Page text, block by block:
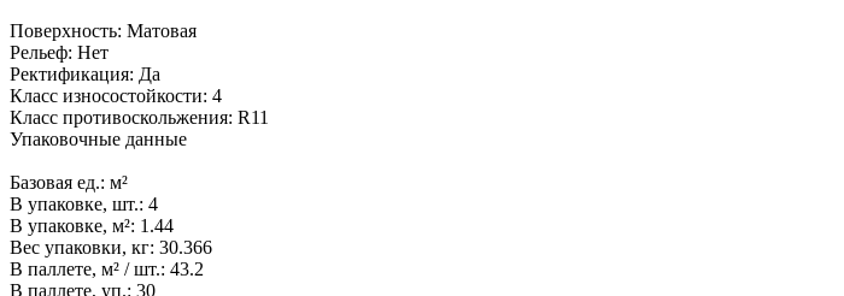
Поверхность: Матовая
Рельеф: Нет
Ректификация: Да
Класс износостойкости: 4
Класс противоскольжения: R11
Упаковочные данные
Базовая ед.: м²
В упаковке, шт.: 4
В упаковке, м²: 1.44
Вес упаковки, кг: 30.366
В паллете, м² / шт.: 43.2
В паллете, уп.: 30